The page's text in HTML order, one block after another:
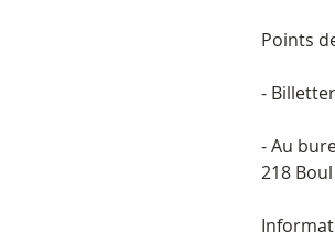
Points
-
- Au
218